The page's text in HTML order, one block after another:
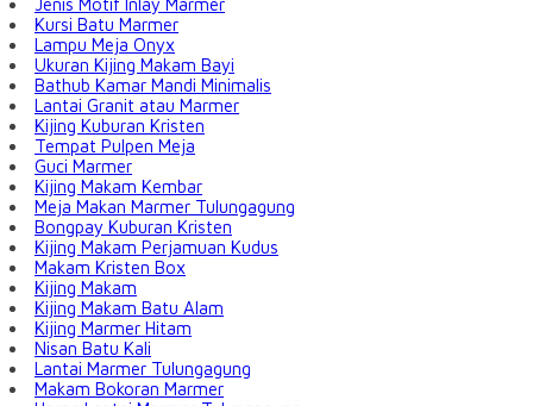
Kursi Batu Marmer
Lampu Meja Onyx
Ukuran Kijing Makam Bayi
Bathub Kamar Mandi Minimalis
Lantai Granit atau Marmer
Kijing Kuburan Kristen
Tempat Pulpen Meja
Guci Marmer
Kijing Makam Kembar
Meja Makan Marmer Tulungagung
Bongpay Kuburan Kristen
Kijing Makam Perjamuan Kudus
Makam Kristen Box
Kijing Makam
Kijing Makam Batu Alam
Kijing Marmer Hitam
Nisan Batu Kali
Lantai Marmer Tulungagung
Makam Bokoran Marmer